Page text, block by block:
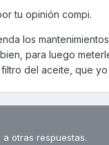
tu opinión compi.
los
para luego
del aceite, que yo
otras respuestas.